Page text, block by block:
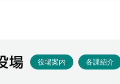
矢吹町役場
役場案内 各課紹介